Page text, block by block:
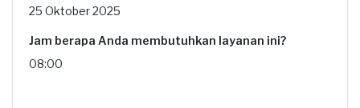
25 Oktober 2025
Jam berapa Anda membutuhkan layanan ini?
08:00